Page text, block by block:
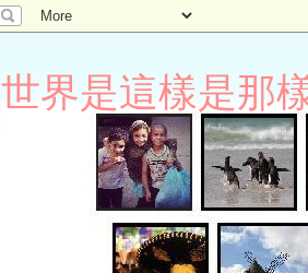
世界是這樣是那